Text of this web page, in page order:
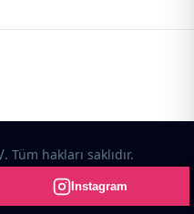
Instagram
. Tüm hakları saklıdır.
hazırlanmıştır.